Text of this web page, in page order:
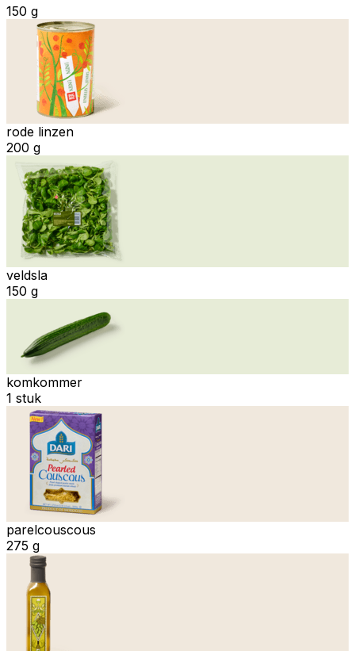
150 g
rode linzen
200 g
veldsla
150 g
komkommer
1 stuk
parelcouscous
275 g